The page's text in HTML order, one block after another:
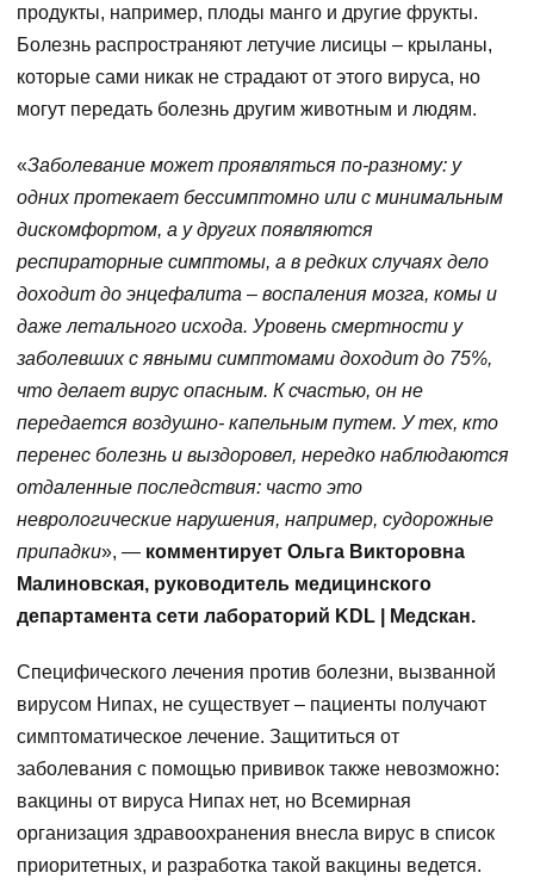
продукты, например, плоды манго и другие фрукты.
Болезнь распространяют летучие лисицы – крыланы,
которые сами никак не страдают от этого вируса, но
могут передать болезнь другим животным и людям.
«Заболевание может проявляться по-разному: у
одних протекает бессимптомно или с минимальным
дискомфортом, а у других появляются
респираторные симптомы, а в редких случаях дело
доходит до энцефалита – воспаления мозга, комы и
даже летального исхода. Уровень смертности у
заболевших с явными симптомами доходит до 75%,
что делает вирус опасным. К счастью, он не
передается воздушно- капельным путем. У тех, кто
перенес болезнь и выздоровел, нередко наблюдаются
отдаленные последствия: часто это
неврологические нарушения, например, судорожные
припадки», — комментирует Ольга Викторовна
Малиновская, руководитель медицинского
департамента сети лабораторий KDL | Медскан.
Специфического лечения против болезни, вызванной
вирусом Нипах, не существует – пациенты получают
симптоматическое лечение. Защититься от
заболевания с помощью прививок также невозможно:
вакцины от вируса Нипах нет, но Всемирная
организация здравоохранения внесла вирус в список
приоритетных, и разработка такой вакцины ведется.